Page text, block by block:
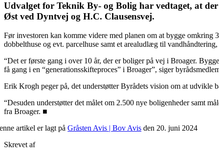
Udvalget for Teknik By- og Bolig har vedtaget, at
Øst ved Dyntvej og H.C. Clausensvej.
Før investoren kan komme videre med planen om at bygge
dobbelthuse og evt. parcelhuse samt et arealudlæg til
“Det er første gang i over 10 år, der er boliger på vej i Broager.
få gang i en “generationsskifteproces” i Broager”, siger
Erik Krogh peger på, det understøtter Byrådets vision om at
“Desuden understøtter det målet om 2.500 nye boligenheder samt
fra Broager. ■
artikel er lagt påGråsten Avis | Bov Avis den 20. juni 2024
Skrevet af